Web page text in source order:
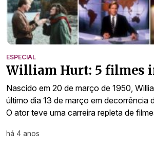
ESPECIAL
William Hurt: 5 filmes
Nascido em 20 de março de 1950,
último dia 13 de março em decorrência
O ator teve uma carreira repleta de
há 4 anos